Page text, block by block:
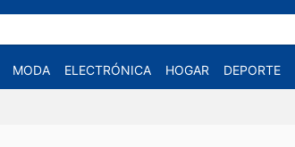
MODA ELECTRÓNICA HOGAR DEPORTE